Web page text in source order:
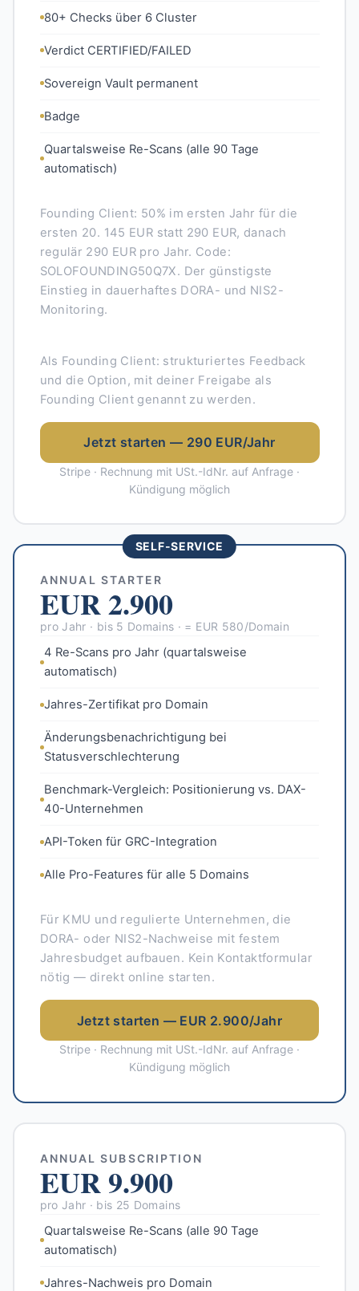
80+ Checks über 6 Cluster
Verdict CERTIFIED/FAILED
Sovereign Vault permanent
Badge
Quartalsweise Re-Scans (alle 90 Tage
automatisch)
Founding Client: 50% im ersten Jahr für die
ersten 20. 145 EUR statt 290 EUR, danach
regulär 290 EUR pro Jahr. Code:
SOLOFOUNDING50Q7X. Der günstigste
Einstieg in dauerhaftes DORA- und NIS2-
Monitoring.
Als Founding Client: strukturiertes Feedback
und die Option, mit deiner Freigabe als
Founding Client genannt zu werden.
Jetzt starten — 290 EUR/Jahr
Stripe · Rechnung mit USt.-IdNr. auf Anfrage ·
Kündigung möglich
SELF-SERVICE
ANNUAL STARTER
EUR 2.900
pro Jahr · bis 5 Domains · = EUR 580/Domain
4 Re-Scans pro Jahr (quartalsweise
automatisch)
Jahres-Zertifikat pro Domain
Änderungsbenachrichtigung bei
Statusverschlechterung
Benchmark-Vergleich: Positionierung vs. DAX-
40-Unternehmen
API-Token für GRC-Integration
Alle Pro-Features für alle 5 Domains
Für KMU und regulierte Unternehmen, die
DORA- oder NIS2-Nachweise mit festem
Jahresbudget aufbauen. Kein Kontaktformular
nötig — direkt online starten.
Jetzt starten — EUR 2.900/Jahr
Stripe · Rechnung mit USt.-IdNr. auf Anfrage ·
Kündigung möglich
ANNUAL SUBSCRIPTION
EUR 9.900
pro Jahr · bis 25 Domains
Quartalsweise Re-Scans (alle 90 Tage
automatisch)
Jahres-Nachweis pro Domain